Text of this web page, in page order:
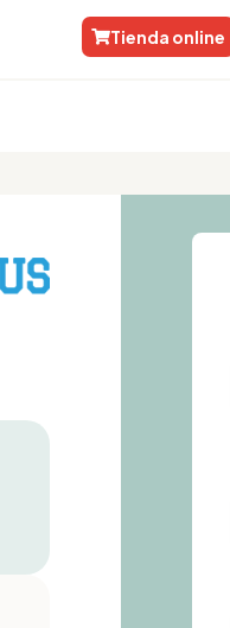
Tienda online